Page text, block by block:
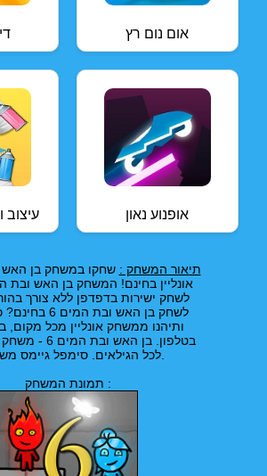
אום נום רץ
עיצוב אופנוע נאון
תיאור המשחק :
לשחק ישירות בדפדפן ללא צורך
לשחק בן האש ובת
ותיהנו ממשחק אונליין מכל מקום,
בטלפון. בן האש
לכל הגילאים. סימפל גיימס משחקים.
תמונת המשחק :